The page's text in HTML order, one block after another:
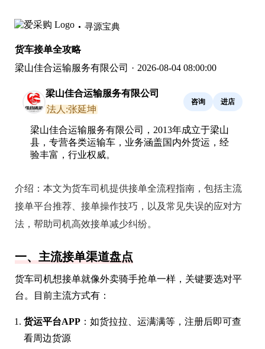
寻源宝典
货车接单全攻略
梁山佳合运输服务有限公司 · 2026-08-04 08:00:00
梁山佳合运输服务有限公司
法人:张延坤
咨询 进店
梁山佳合运输服务有限公司，2013年成立于梁山
县，专营各类运输车，业务涵盖国内外货运，经
验丰富，行业权威。
介绍： 本文为货车司机提供接单全流程指南，包括主流
接单平台推荐、接单操作技巧，以及常见失误的应对方
法，帮助司机高效接单减少纠纷。
一、主流接单渠道盘点
货车司机想接单就像外卖骑手抢单一样，关键要选对平
台。目前主流方式有：
货运平台APP ：如货拉拉、运满满等，注册后即可查
看周边货源